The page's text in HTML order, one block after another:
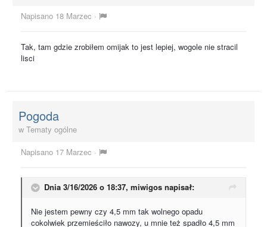
Napisano 18 Marzec ·
Tak, tam gdzie zrobiłem omijak to jest lepiej, wogole nie stracil
lisci
Pogoda
w Tematy ogólne
Napisano 17 Marzec ·
Dnia 3/16/2026 o 18:37, miwigos napisał:
Nie jestem pewny czy 4,5 mm tak wolnego opadu
cokolwiek przemieściło nawozy, u mnie też spadło 4,5 mm